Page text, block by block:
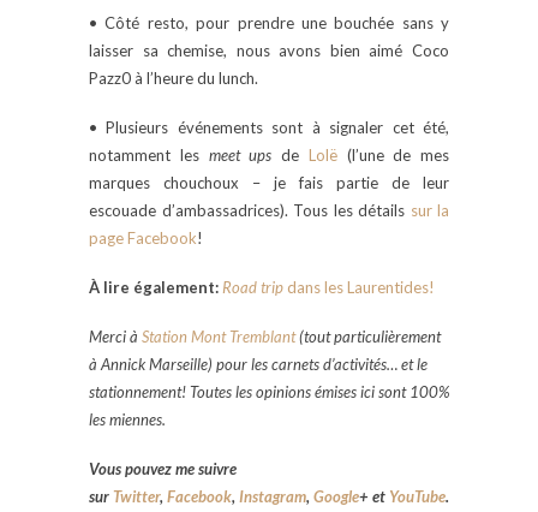
• Côté resto, pour prendre une bouchée sans y
laisser sa chemise, nous avons bien aimé Coco
Pazz0 à l’heure du lunch.
• Plusieurs événements sont à signaler cet été,
notamment les meet ups de Lolë(l’une de mes
marques chouchoux – je fais partie de leur
escouade d’ambassadrices). Tous les détails sur la
page Facebook!
À lire également: Road trip dans les Laurentides!
Merci à Station Mont Tremblant(tout particulièrement
à Annick Marseille) pour les carnets d’activités… et le
stationnement! Toutes les opinions émises ici sont 100%
les miennes.
Vous pouvez me suivre
sur Twitter, Facebook, Instagram, Google+ et YouTube.